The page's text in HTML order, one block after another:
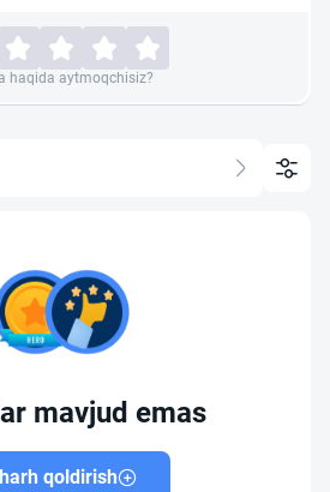
haqida aytmoqchisiz?
mavjud emas
qoldirish